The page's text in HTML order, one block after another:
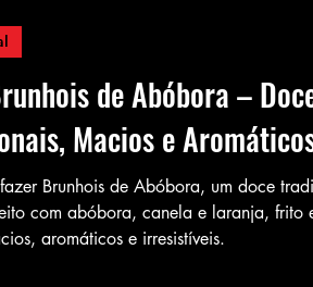
de Abóbora –
Macios e
Brunhois de Abóbora, um doce
com abóbora, canela e laranja, frito
aromáticos e irresistíveis.